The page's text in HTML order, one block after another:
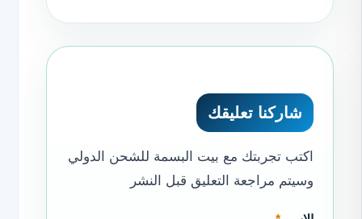
شاركنا تعليقك
اكتب تجربتك مع بيت البسمة للشحن الدولي
وسيتم مراجعة التعليق قبل النشر